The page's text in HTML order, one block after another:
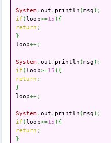
System. out . println (msg ) ;
if (loop>=15 ) {
return ;
}
loop++;
System. out . println (msg ) ;
if (loop>=15 ) {
return ;
}
loop++;
System. out . println (msg ) ;
if (loop>=15 ) {
return ;
}